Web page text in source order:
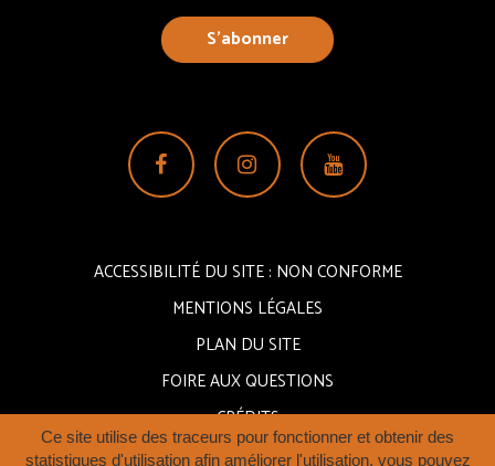
Ce site utilise des traceurs pour fonctionner et obtenir des
statistiques d'utilisation afin améliorer l'utilisation, vous pouvez
S’abonner
Lien
vers
compte
Facebook
Lien
vers
compte
Instagram
Lien
vers
chaîne
ACCESSIBILITÉ DU SITE : NON CONFORME
MENTIONS LÉGALES
PLAN DU SITE
FOIRE AUX QUESTIONS
CRÉDITS